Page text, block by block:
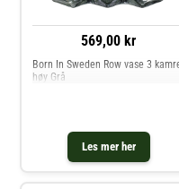
Lysestaker og andre Lysestaker &
569,00 kr
Les mer her
Born In Sweden Row vase 3
høy Grå